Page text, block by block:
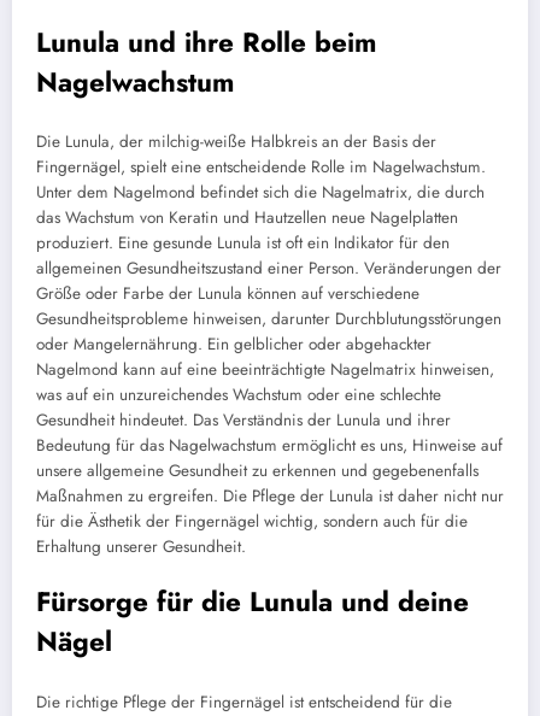
Lunula und ihre Rolle beim
Nagelwachstum
Die Lunula, der milchig-weiße Halbkreis an der Basis der
Fingernägel, spielt eine entscheidende Rolle im Nagelwachstum.
Unter dem Nagelmond befindet sich die Nagelmatrix, die durch
das Wachstum von Keratin und Hautzellen neue Nagelplatten
produziert. Eine gesunde Lunula ist oft ein Indikator für den
allgemeinen Gesundheitszustand einer Person. Veränderungen der
Größe oder Farbe der Lunula können auf verschiedene
Gesundheitsprobleme hinweisen, darunter Durchblutungsstörungen
oder Mangelernährung. Ein gelblicher oder abgehackter
Nagelmond kann auf eine beeinträchtigte Nagelmatrix hinweisen,
was auf ein unzureichendes Wachstum oder eine schlechte
Gesundheit hindeutet. Das Verständnis der Lunula und ihrer
Bedeutung für das Nagelwachstum ermöglicht es uns, Hinweise auf
unsere allgemeine Gesundheit zu erkennen und gegebenenfalls
Maßnahmen zu ergreifen. Die Pflege der Lunula ist daher nicht nur
für die Ästhetik der Fingernägel wichtig, sondern auch für die
Erhaltung unserer Gesundheit.
Fürsorge für die Lunula und deine
Nägel
Die richtige Pflege der Fingernägel ist entscheidend für die